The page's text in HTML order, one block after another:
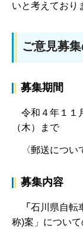
いと考えており
ご意見募
募集期間
令和４年１１
（木）まで
〈郵送につい
募集内容
「 石川県自転
称)案」につい